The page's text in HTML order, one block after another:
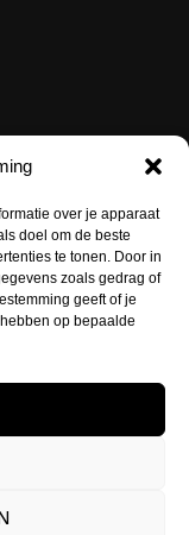
over je apparaat
doel om de beste
te tonen. Door in
zoals gedrag of
geeft of je
op bepaalde